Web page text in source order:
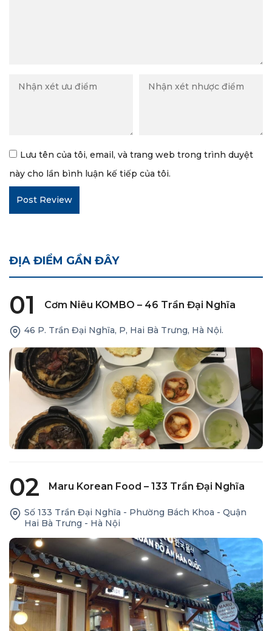
Lưu tên của tôi, email, và trang web trong trình duyệt
này cho lần bình luận kế tiếp của tôi.
ĐỊA ĐIỂM GẦN ĐÂY
01 Cơm Niêu KOMBO – 46 Trần Đại Nghĩa
46 P. Trần Đại Nghĩa, P, Hai Bà Trưng, Hà Nội.
02 Maru Korean Food – 133 Trần Đại Nghĩa
Số 133 Trần Đại Nghĩa - Phường Bách Khoa - Quận
Hai Bà Trưng - Hà Nội